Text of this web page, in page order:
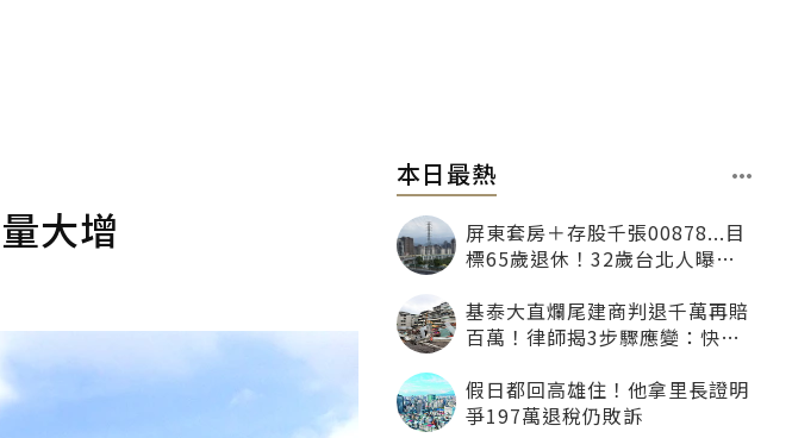
大增
本日最熱
屏東套房＋存股千張00878...目
標65歲退休！32歲台北人曝：
基泰大直爛尾建商判退千萬再賠
百萬！律師揭3步驟應變：快通
假日都回高雄住！他拿里長證明
爭197萬退稅仍敗訴